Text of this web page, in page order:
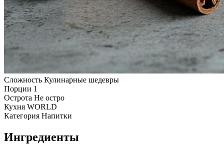
Сложность Кулинарные шедевры
Порции 1
Острота Не остро
Кухня WORLD
Категория Напитки
Ингредиенты